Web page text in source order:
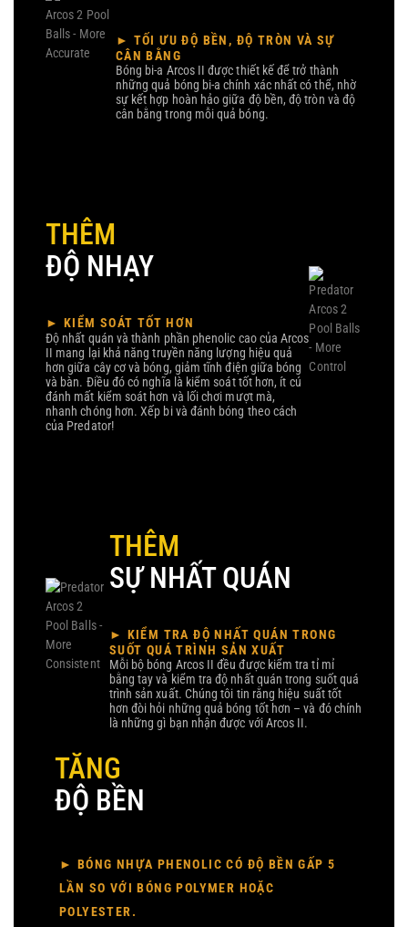
► TỐI ƯU ĐỘ BỀN, ĐỘ TRÒN VÀ SỰ
CÂN BẰNG
Bóng bi-a Arcos II được thiết kế để trở thành
những quả bóng bi-a chính xác nhất có thể, nhờ
sự kết hợp hoàn hảo giữa độ bền, độ tròn và độ
cân bằng trong mỗi quả bóng.
THÊM
ĐỘ NHẠY
► KIỂM SOÁT TỐT HƠN
Độ nhất quán và thành phần phenolic cao của Arcos
II mang lại khả năng truyền năng lượng hiệu quả
hơn giữa cây cơ và bóng, giảm tĩnh điện giữa bóng
và bàn. Điều đó có nghĩa là kiểm soát tốt hơn, ít cú
đánh mất kiểm soát hơn và lối chơi mượt mà,
nhanh chóng hơn. Xếp bi và đánh bóng theo cách
của Predator!
THÊM
SỰ NHẤT QUÁN
► KIỂM TRA ĐỘ NHẤT QUÁN TRONG
SUỐT QUÁ TRÌNH SẢN XUẤT
Mỗi bộ bóng Arcos II đều được kiểm tra tỉ mỉ
bằng tay và kiểm tra độ nhất quán trong suốt quá
trình sản xuất. Chúng tôi tin rằng hiệu suất tốt
hơn đòi hỏi những quả bóng tốt hơn – và đó chính
là những gì bạn nhận được với Arcos II.
TĂNG
ĐỘ BỀN
► BÓNG NHỰA PHENOLIC CÓ ĐỘ BỀN GẤP 5
LẦN SO VỚI BÓNG POLYMER HOẶC
POLYESTER.